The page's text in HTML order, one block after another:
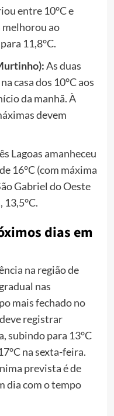
entre 10°C e
melhorou ao
11,8°C.
As duas
casa dos 10°C aos
da manhã. À
devem
Lagoas amanheceu
16°C (com máxima
Gabriel do Oeste
13,5°C.
dias em
na região de
nas
mais fechado no
registrar
subindo para 13°C
na sexta-feira.
prevista é de
dia com o tempo